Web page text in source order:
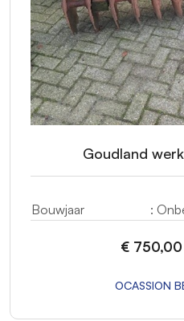
Goudland
Bouwjaar :
€ 750,00
OCASSION